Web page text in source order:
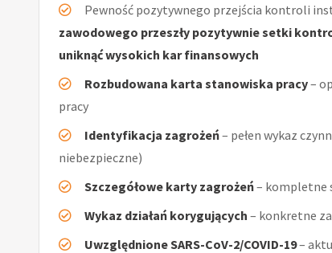
Pewność pozytywnego przejścia kontroli
zawodowego przeszły pozytywnie setki
uniknąć wysokich kar finansowych
Rozbudowana karta stanowiska pracy–
pracy
Identyfikacja zagrożeń– pełen wykaz
niebezpieczne)
Szczegółowe karty zagrożeń– kompletne
Wykaz działań korygujących – konkretne
Uwzględnione SARS-CoV-2/COVID-19–